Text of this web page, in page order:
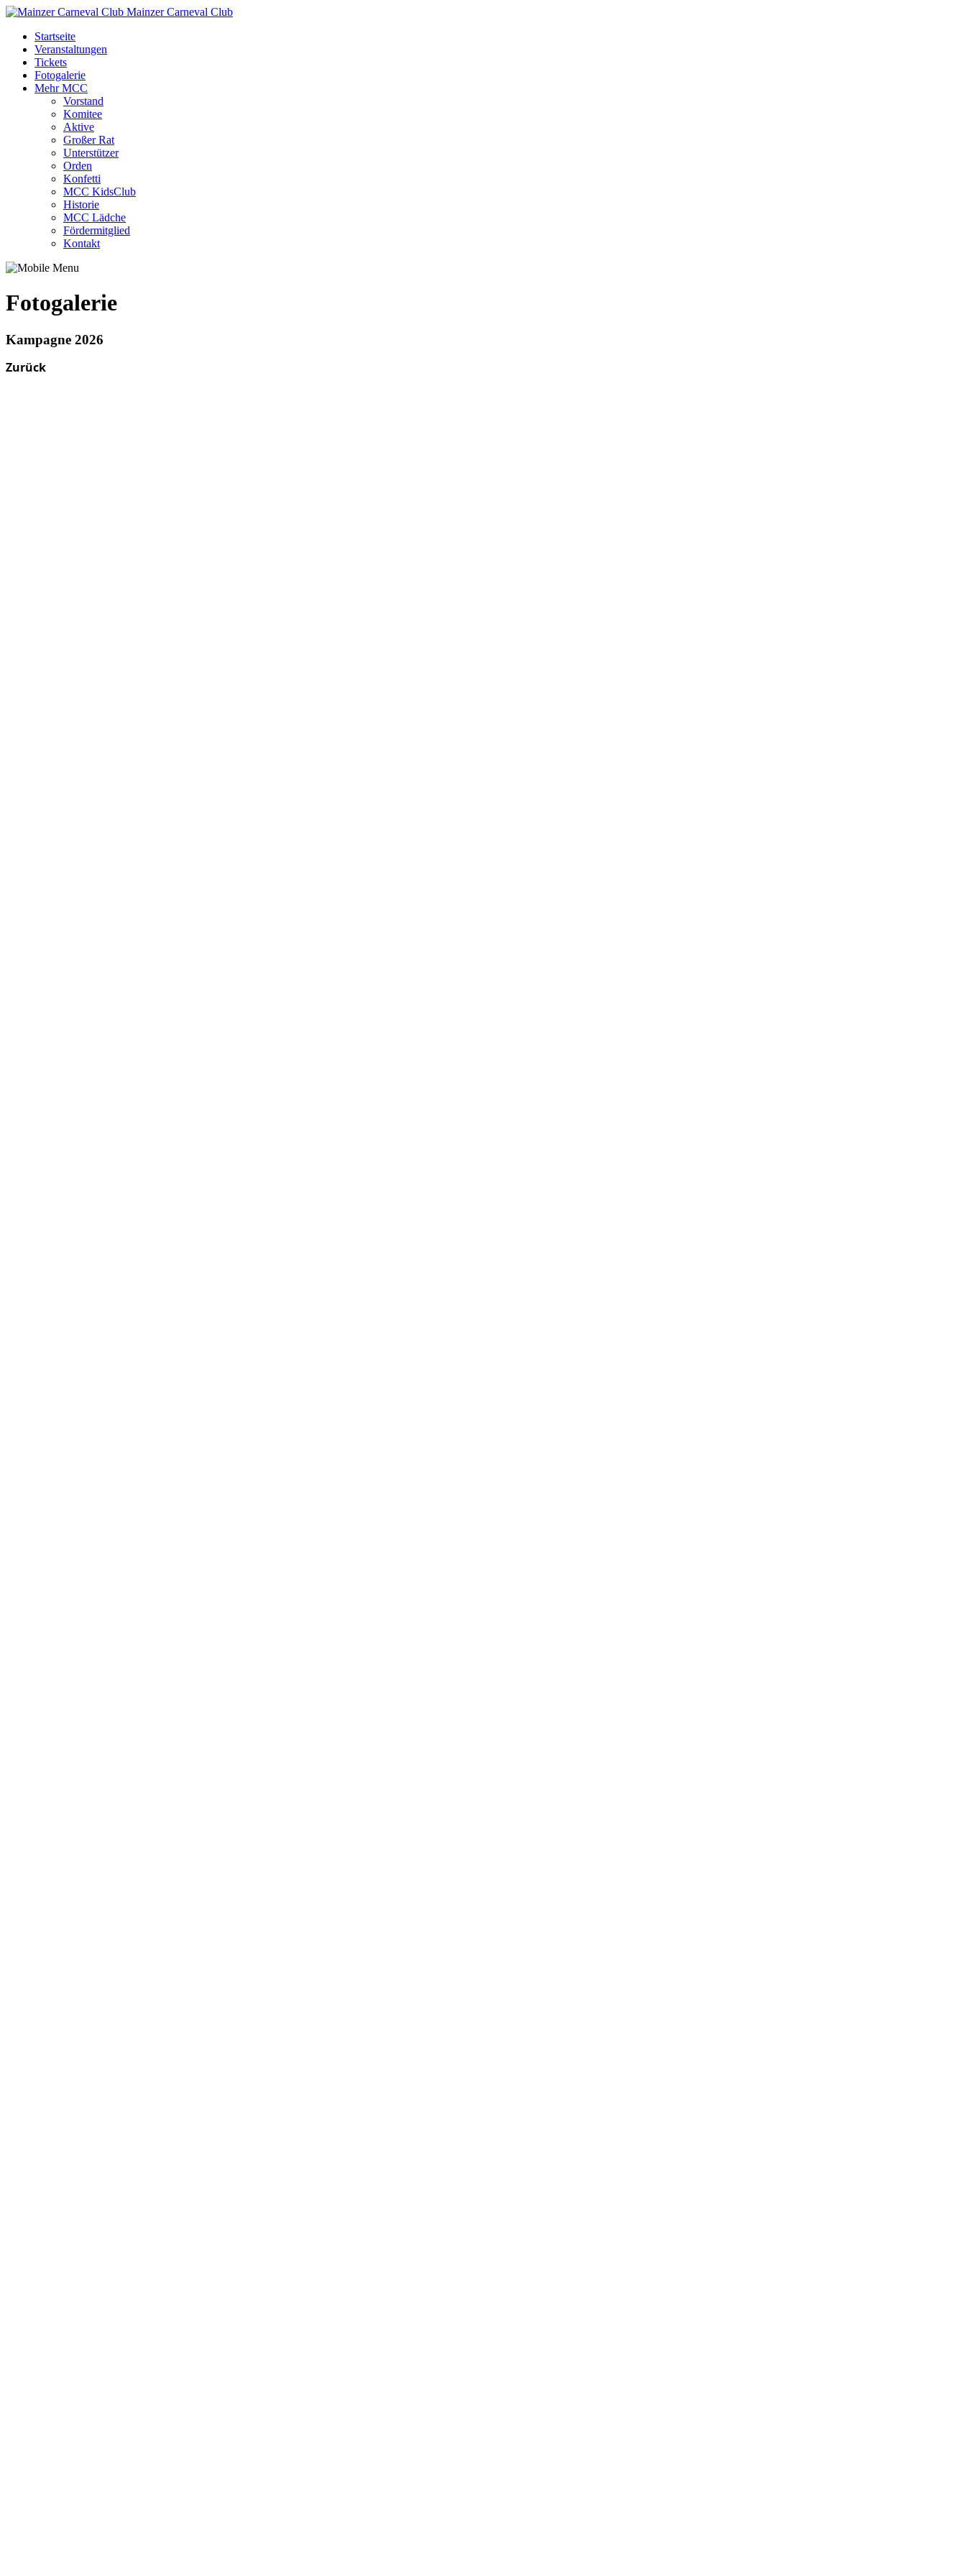
Mainzer Carneval Club
Startseite
Veranstaltungen
Tickets
Fotogalerie
Mehr MCC
Vorstand
Komitee
Aktive
Großer Rat
Unterstützer
Orden
Konfetti
MCC KidsClub
Historie
MCC Lädche
Fördermitglied
Kontakt
Fotogalerie
Kampagne 2026
Zurück